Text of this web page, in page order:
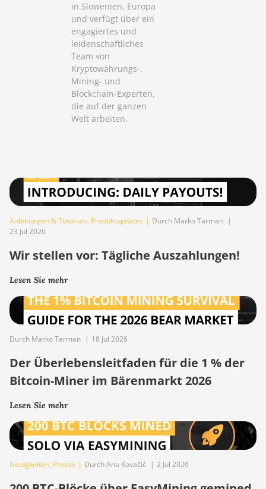
in Slowenien, Europa
und verfügt über ein
engagiertes und
leidenschaftliches
Team von
Kryptowährungs-,
Mining- und
Blockchain-Experten,
die auf der ganzen
Welt arbeiten.
Anleitungen & Tutorials, Produktupdates | Durch Marko Tarman |
23 Jul 2026
Wir stellen vor: Tägliche Auszahlungen!
Lesen Sie mehr
Durch Marko Tarman | 18 Jul 2026
Der Überlebensleitfaden für die 1 % der
Bitcoin-Miner im Bärenmarkt 2026
Lesen Sie mehr
Neuigkeiten, Presse | Durch Ana Kovačič | 2 Jul 2026